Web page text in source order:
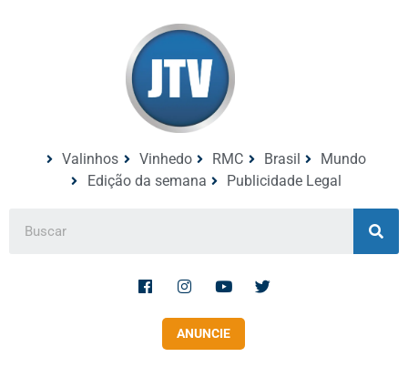
Valinhos Vinhedo RMC Brasil
Mundo
Edição da semana
Publicidade Legal
ANUNCIE